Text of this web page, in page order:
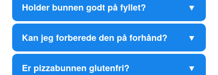
Holder bunnen godt på fyllet?
Kan jeg forberede den på forhånd?
Er pizzabunnen glutenfri?